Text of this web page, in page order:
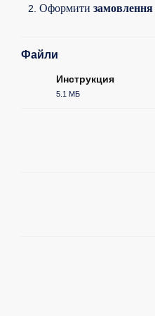
Оформити замовлення
Файли
Инструкция
5.1 МБ